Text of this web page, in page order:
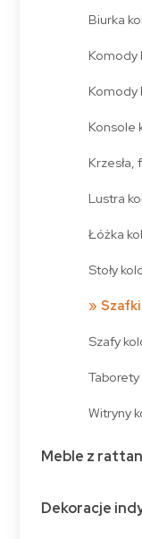
Biurka
Komody
Komody
Konsole
Lustra
Łóżka
Stoły
Szafki
Szafy
Witryny
Meble z
Dekoracje